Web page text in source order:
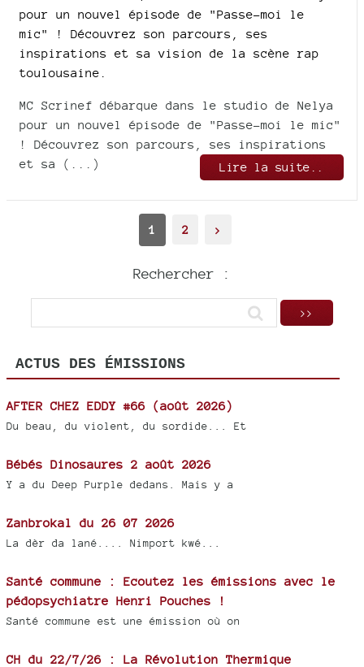
pour un nouvel épisode de "Passe-moi le
mic" ! Découvrez son parcours, ses
inspirations et sa vision de la scène rap
toulousaine.
MC Scrinef débarque dans le studio de Nelya
pour un nouvel épisode de "Passe-moi le mic"
! Découvrez son parcours, ses inspirations
et sa (...)
Lire la suite..
1 2 >
Rechercher :
ACTUS DES ÉMISSIONS
AFTER CHEZ EDDY #66 (août 2026)
Du beau, du violent, du sordide... Et
Bébés Dinosaures 2 août 2026
Y a du Deep Purple dedans. Mais y a
Zanbrokal du 26 07 2026
La dèr da lané.... Nimport kwé...
Santé commune : Ecoutez les émissions avec le
pédopsychiatre Henri Pouches !
Santé commune est une émission où on
CH du 22/7/26 : La Révolution Thermique